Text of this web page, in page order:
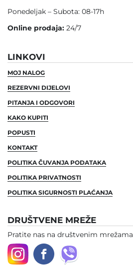
Ponedeljak – Subota: 08-17h
Online prodaja: 24/7
LINKOVI
MOJ NALOG
REZERVNI DIJELOVI
PITANJA I ODGOVORI
KAKO KUPITI
POPUSTI
KONTAKT
POLITIKA ČUVANJA PODATAKA
POLITIKA PRIVATNOSTI
POLITIKA SIGURNOSTI PLAĆANJA
DRUŠTVENE MREŽE
Pratite nas na društvenim mrežama